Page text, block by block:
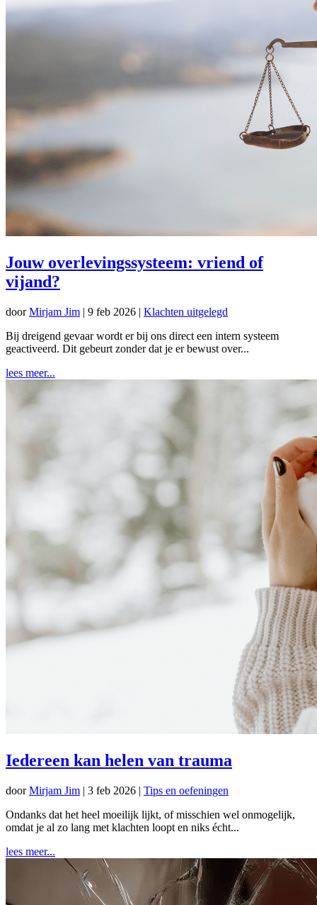
Jouw overlevingssysteem: vriend of
vijand?
doorMirjam Jim | 9 feb 2026 | Klachten uitgelegd
Bij dreigend gevaar wordt er bij ons direct een intern systeem
geactiveerd. Dit gebeurt zonder dat je er bewust over...
lees meer...
Iedereen kan helen van trauma
doorMirjam Jim | 3 feb 2026 | Tips en oefeningen
Ondanks dat het heel moeilijk lijkt, of misschien wel onmogelijk,
omdat je al zo lang met klachten loopt en niks écht...
lees meer...